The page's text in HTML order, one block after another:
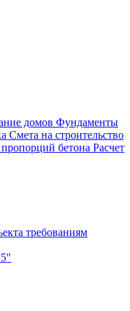
домов Фундаменты
Смета на строительство
пропорций бетона Расчет
требованиям